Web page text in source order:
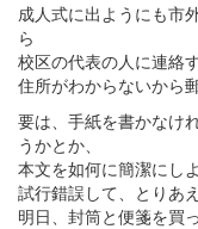
成人式に出ようにも市
ら
校区の代表の人に連絡
住所がわからないから
要は、手紙を書かなけ
うかとか、
本文を如何に簡潔にし
試行錯誤して、とりあ
明日、封筒と便箋を買